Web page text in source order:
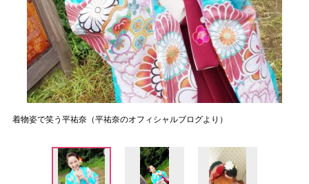
着物姿で笑う平祐奈（平祐奈のオフィシャルブログより）